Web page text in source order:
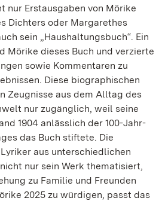
nur Erstausgaben von Mörike
Dichters oder Margarethes
sein „Haushaltungsbuch“. Ein
Mörike dieses Buch und verzierte
sowie Kommentaren zu
Diese biographischen
Zeugnisse aus dem Alltag des
nur zugänglich, weil seine
1904 anlässlich der 100-Jahr-
das Buch stiftete. Die
aus unterschiedlichen
nur sein Werk thematisiert,
zu Familie und Freunden
2025 zu würdigen, passt das